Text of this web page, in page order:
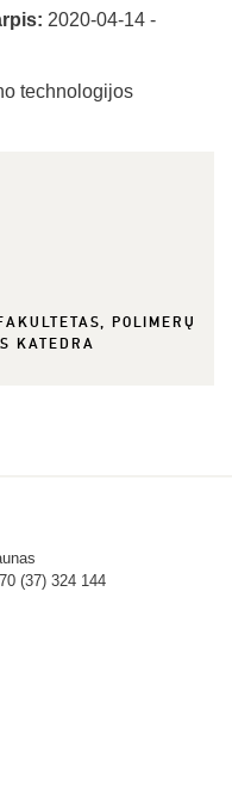
2020-04-14 -
technologijos
POLIMERŲ
KATEDRA
(37) 324 144